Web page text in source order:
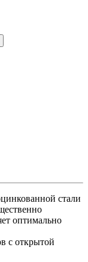
стали
оптимально
с открытой